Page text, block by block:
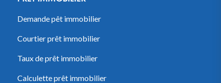
Demande pêt immobilier
Courtier prêt immobilier
Taux de prêt immobilier
Calculette prêt immobilier